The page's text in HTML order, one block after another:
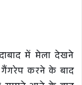
में मेला देखने
गैंगरेप करने के बाद